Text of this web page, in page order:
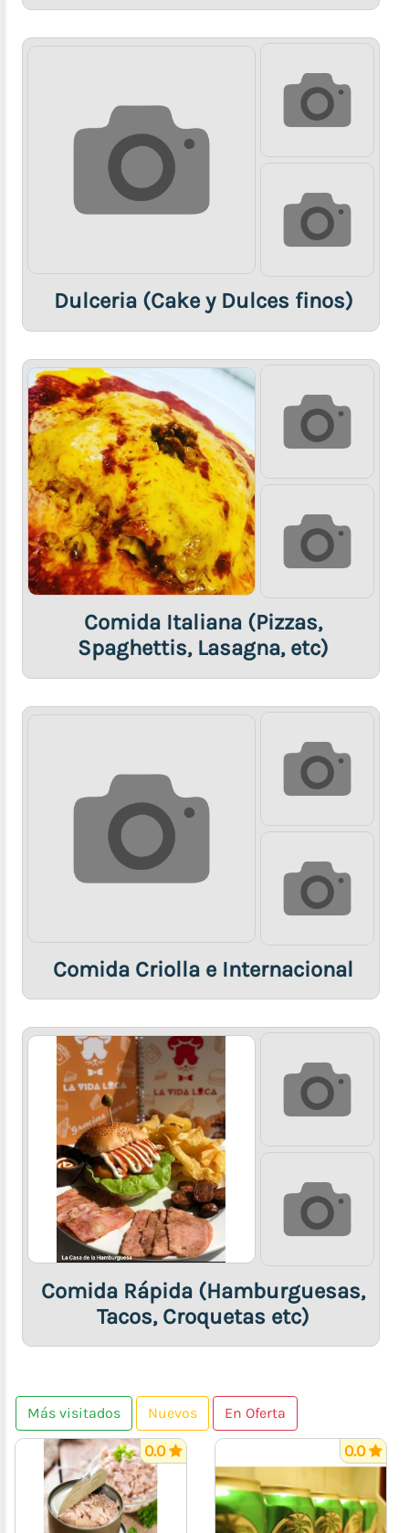
Dulceria (Cake y Dulces finos)
Comida Italiana (Pizzas,
Spaghettis, Lasagna, etc)
Comida Criolla e Internacional
Comida Rápida (Hamburguesas,
Tacos, Croquetas etc)
Más visitados Nuevos En Oferta
0.0 0.0